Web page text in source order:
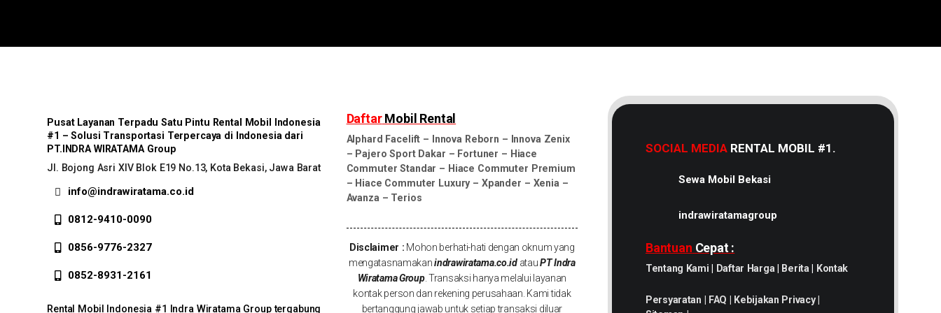
Pusat Layanan Terpadu Satu Pintu Rental Mobil Indonesia
#1 – Solusi Transportasi Terpercaya di Indonesia dari
PT.INDRA WIRATAMA Group
Jl. Bojong Asri XIV Blok E19 No.13, Kota Bekasi, Jawa Barat
info@indrawiratama.co.id
0812-9410-0090
0856-9776-2327
0852-8931-2161
Rental Mobil Indonesia #1 Indra Wiratama Group tergabung
DaftarMobil Rental
Alphard Facelift – Innova Reborn – Innova Zenix
– Pajero Sport Dakar – Fortuner – Hiace
Commuter Standar – Hiace Commuter Premium
– Hiace Commuter Luxury – Xpander – Xenia –
Avanza – Terios
Disclaimer : Mohon berhati-hati dengan oknum yang
mengatasnamakanindrawiratama.co.idatauPT Indra
Wiratama Group. Transaksi hanya melalui layanan
kontak person dan rekening perusahaan. Kami tidak
bertanggung jawab untuk setiap transaksi diluar
SOCIAL MEDIARENTAL MOBIL #1.
Sewa Mobil Bekasi
indrawiratamagroup
Bantuan Cepat :
Tentang Kami | Daftar Harga | Berita | Kontak
Persyaratan | FAQ | Kebijakan Privacy|